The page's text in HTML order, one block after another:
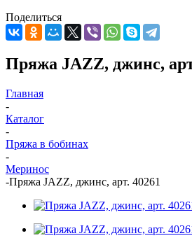
Поделиться
Пряжа JAZZ, джинс,
Главная
-
Каталог
-
Пряжа в бобинах
-
Меринос
-Пряжа JAZZ, джинс, арт. 40261